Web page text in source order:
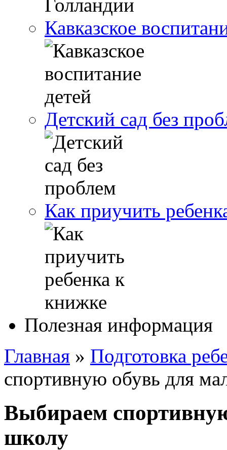
Кавказское
Детский сад без
Как приучить
Полезная информация
Главная » Подготовка
спортивную обувь для
Выбираем
школу